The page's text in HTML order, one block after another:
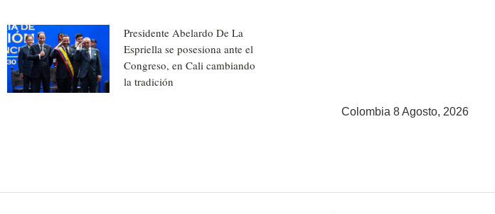
Presidente Abelardo De La
Espriella se posesiona ante el
Congreso, en Cali cambiando
la tradición
Colombia 8 Agosto, 2026